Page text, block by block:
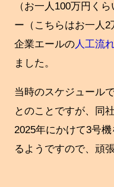
（お一人100万円く
ー（こちらはお一人
企業エールの人工流
ました。
当時のスケジュール
とのことですが、同
2025年にかけて3号
るようですので、頑